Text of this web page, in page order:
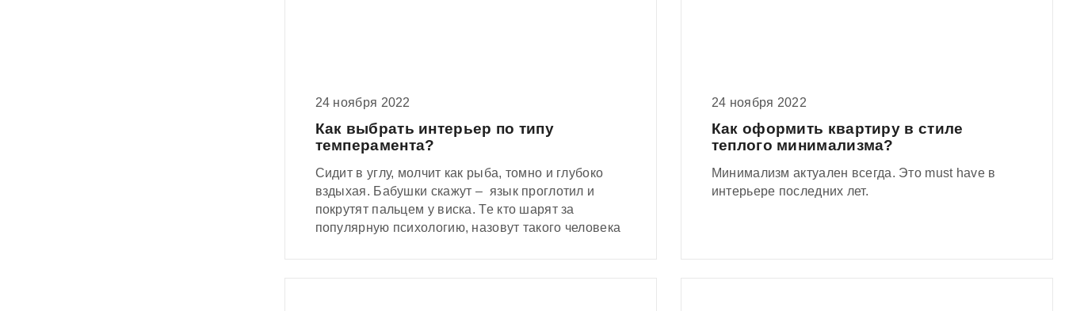
24 ноября 2022
Как выбрать интерьер по типу
темперамента?
Сидит в углу, молчит как рыба, томно и глубоко
вздыхая. Бабушки скажут – язык проглотил и
покрутят пальцем у виска. Те кто шарят за
популярную психологию, назовут такого человека
24 ноября 2022
Как оформить квартиру в стиле
теплого минимализма?
Минимализм актуален всегда. Это must have в
интерьере последних лет.